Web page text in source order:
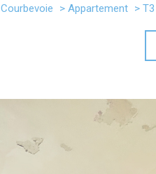
Courbevoie Appartement T3